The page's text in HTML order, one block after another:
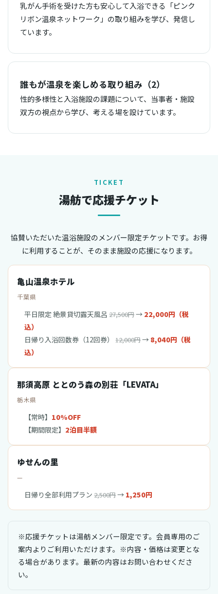
乳がん手術を受けた方も安心して入浴できる「ピンク
リボン温泉ネットワーク」の取り組みを学び、発信し
ています。
誰もが温泉を楽しめる取り組み（2）
性的多様性と入浴施設の課題について、当事者・施設
双方の視点から学び、考える場を設けています。
TICKET
湯舫で応援チケット
協賛いただいた温浴施設のメンバー限定チケットです。お得
に利用することが、そのまま施設の応援になります。
亀山温泉ホテル
千葉県
平日限定 絶景貸切露天風呂27,500円→ 22,000円（税
込）
日帰り入浴回数券（12回券）12,000円→ 8,040円（税
込）
那須高原 ととのう森の別荘「LEVATA」
栃木県
【常時】 10%OFF
【期間限定】 2泊目半額
ゆせんの里
—
日帰り全部利用プラン2,500円→ 1,250円
※応援チケットは湯舫メンバー限定です。会員専用のご
案内よりご利用いただけます。※内容・価格は変更とな
る場合があります。最新の内容はお問い合わせくださ
い。